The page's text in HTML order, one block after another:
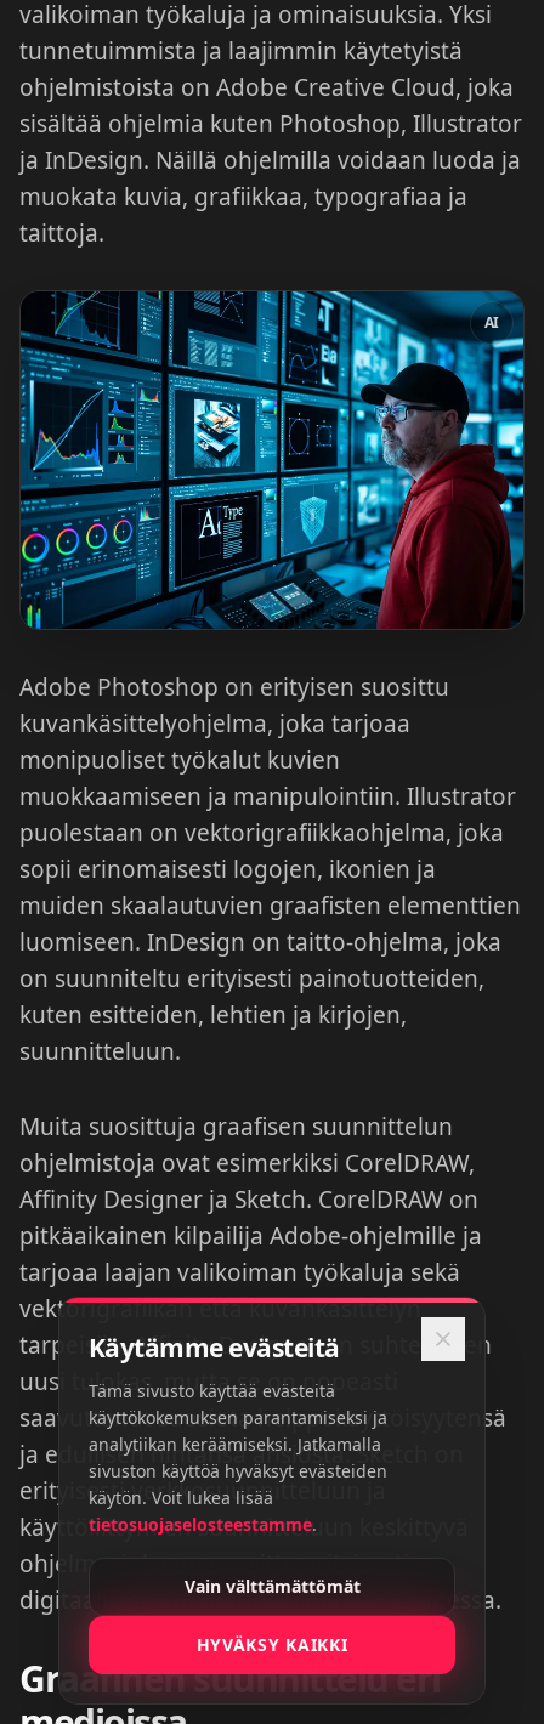
valikoiman työkaluja ja ominaisuuksia. Yksi
tunnetuimmista ja laajimmin käytetyistä
ohjelmistoista on Adobe Creative Cloud, joka
sisältää ohjelmia kuten Photoshop, Illustrator
ja InDesign. Näillä ohjelmilla voidaan luoda ja
muokata kuvia, grafiikkaa, typografiaa ja
taittoja.
AI
Adobe Photoshop on erityisen suosittu
kuvankäsittelyohjelma, joka tarjoaa
monipuoliset työkalut kuvien
muokkaamiseen ja manipulointiin. Illustrator
puolestaan on vektorigrafiikkaohjelma, joka
sopii erinomaisesti logojen, ikonien ja
muiden skaalautuvien graafisten elementtien
luomiseen. InDesign on taitto-ohjelma, joka
on suunniteltu erityisesti painotuotteiden,
kuten esitteiden, lehtien ja kirjojen,
suunnitteluun.
Muita suosittuja graafisen suunnittelun
ohjelmistoja ovat esimerkiksi CorelDRAW,
Affinity Designer ja Sketch. CorelDRAW on
pitkäaikainen kilpailija Adobe-ohjelmille ja
tarjoaa laajan valikoiman työkaluja sekä
vektorigrafiikan että kuvankäsittelyn
tarpeisiin. Affinity Designer on suhteellisen
uusi tulokas, mutta se on nopeasti
saavuttanut suosiota helppokäyttöisyytensä
ja edullisen hintansa ansiosta. Sketch on
erityisesti verkkosuunnitteluun ja
käyttöliittymien suunnitteluun keskittyvä
ohjelma, joka on suosittu erityisesti
digitaalisten suunnittelijoiden keskuudessa.
Graafinen suunnittelu eri
Käytämme evästeitä
Tämä sivusto käyttää evästeitä
käyttökokemuksen parantamiseksi ja
analytiikan keräämiseksi. Jatkamalla
sivuston käyttöä hyväksyt evästeiden
käytön. Voit lukea lisää
tietosuojaselosteestamme.
Vain välttämättömät
HYVÄKSY KAIKKI